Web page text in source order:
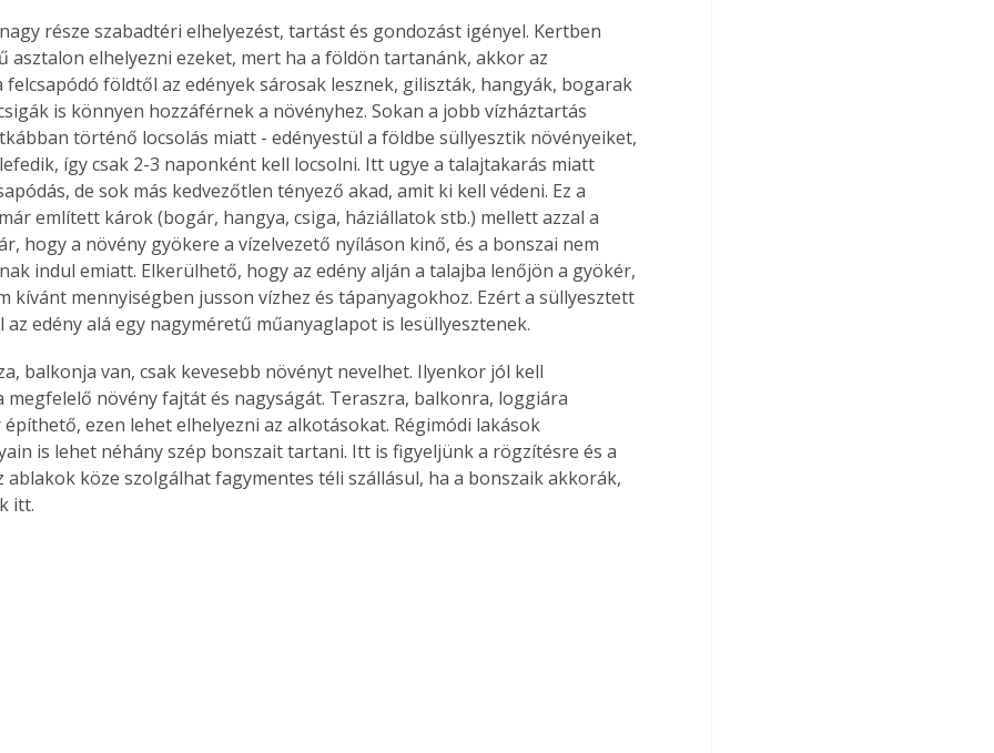
része szabadtéri elhelyezést, tartást és gondozást igényel. Kertben
asztalon elhelyezni ezeket, mert ha a földön tartanánk, akkor az
földtől az edények sárosak lesznek, giliszták, hangyák, bogarak
is könnyen hozzáférnek a növényhez. Sokan a jobb vízháztartás
történő locsolás miatt - edényestül a földbe süllyesztik növényeiket,
így csak 2-3 naponként kell locsolni. Itt ugye a talajtakarás miatt
de sok más kedvezőtlen tényező akad, amit ki kell védeni. Ez a
említett károk (bogár, hangya, csiga, háziállatok stb.) mellett azzal a
hogy a növény gyökere a vízelvezető nyíláson kinő, és a bonszai nem
indul emiatt. Elkerülhető, hogy az edény alján a talajba lenőjön a gyökér,
kívánt mennyiségben jusson vízhez és tápanyagokhoz. Ezért a süllyesztett
edény alá egy nagyméretű műanyaglapot is lesüllyesztenek.
balkonja van, csak kevesebb növényt nevelhet. Ilyenkor jól kell
megfelelő növény fajtát és nagyságát. Teraszra, balkonra, loggiára
ezen lehet elhelyezni az alkotásokat. Régimódi lakások
is lehet néhány szép bonszait tartani. Itt is figyeljünk a rögzítésre és a
ablakok köze szolgálhat fagymentes téli szállásul, ha a bonszaik akkorák,
itt.